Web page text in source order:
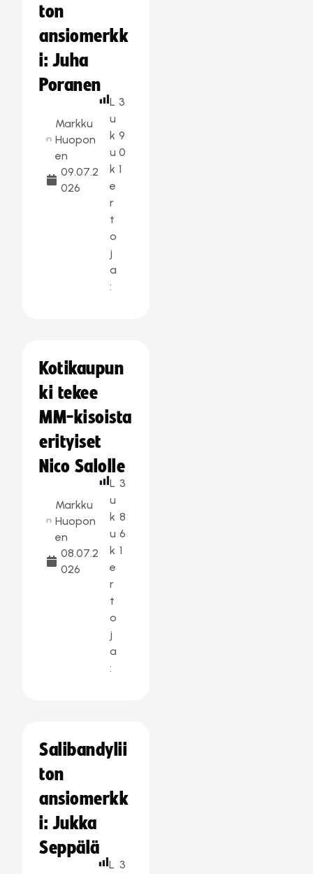
ton
ansiomerkk
i: Juha
Poranen
Markku
Huopon
en
09.07.2
026
L
u
k
u
k
e
r
t
o
j
a
:
3
9
0
1
Kotikaupun
ki tekee
MM-kisoista
erityiset
Nico Salolle
Markku
Huopon
en
08.07.2
026
L
u
k
u
k
e
r
t
o
j
a
:
3
8
6
1
Salibandylii
ton
ansiomerkk
i: Jukka
Seppälä
L 3